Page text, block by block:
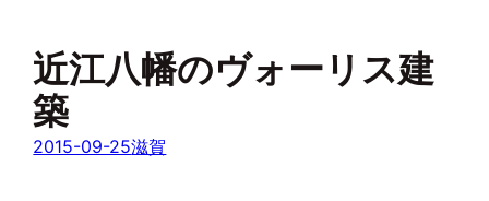
近江八幡のヴォーリス建
築
2015-09-25滋賀